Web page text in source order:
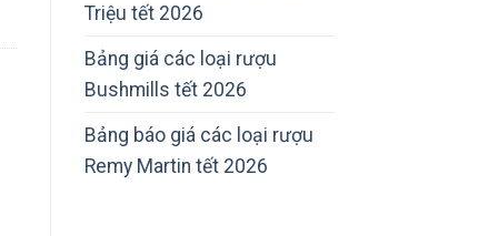
Triệu tết 2026
Bảng giá các loại rượu
Bushmills tết 2026
Bảng báo giá các loại rượu
Remy Martin tết 2026